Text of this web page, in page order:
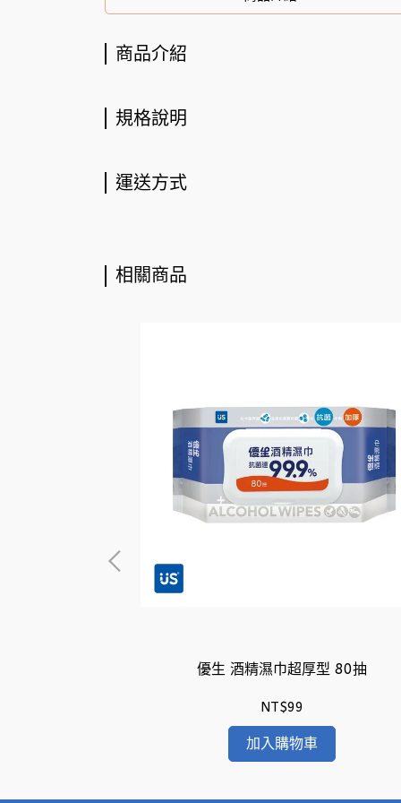
商品介紹
規格說明
運送方式
相關商品
優生 酒精濕巾超厚型 80抽
NT$99
加入購物車